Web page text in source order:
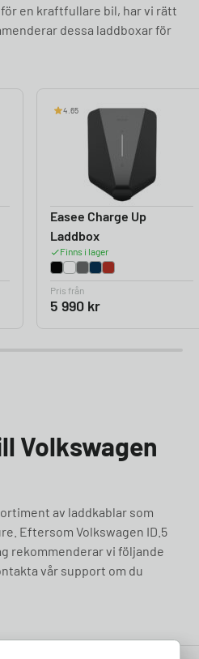
en kraftfullare bil, har vi rätt
dessa laddboxar för
4.65
Easee Charge Up
Laddbox
Finns i lager
Pris från
5 990 kr
Volkswagen
av laddkablar som
Eftersom Volkswagen ID.5
rekommenderar vi följande
vår support om du